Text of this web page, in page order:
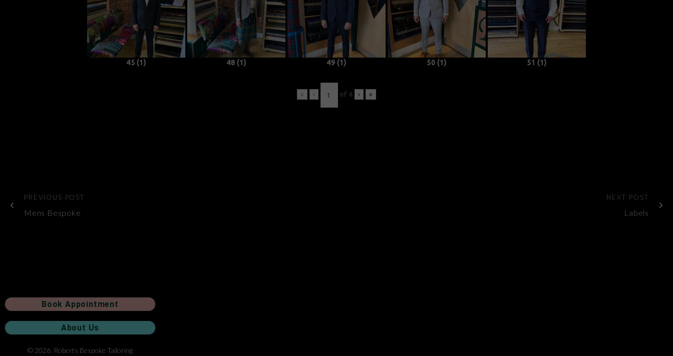
45 (1) 48 (1) 49 (1) 50 (1) 51 (1)
« ‹ of 6 › »
PREVIOUS POST
Mens Bespoke
NEXT POST
Labels
Book Appointment
About Us
© 2026. Roberts Bespoke Tailoring